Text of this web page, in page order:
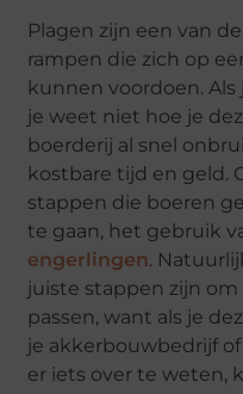
Plagen zijn een van
rampen die zich op
kunnen voordoen.
je weet niet hoe je
boerderij al snel
kostbare tijd en geld.
stappen die boeren
te gaan, het gebruik
engerlingen.
juiste stappen zijn
passen, want als je
je akkerbouwbedrijf
er iets over te weten,